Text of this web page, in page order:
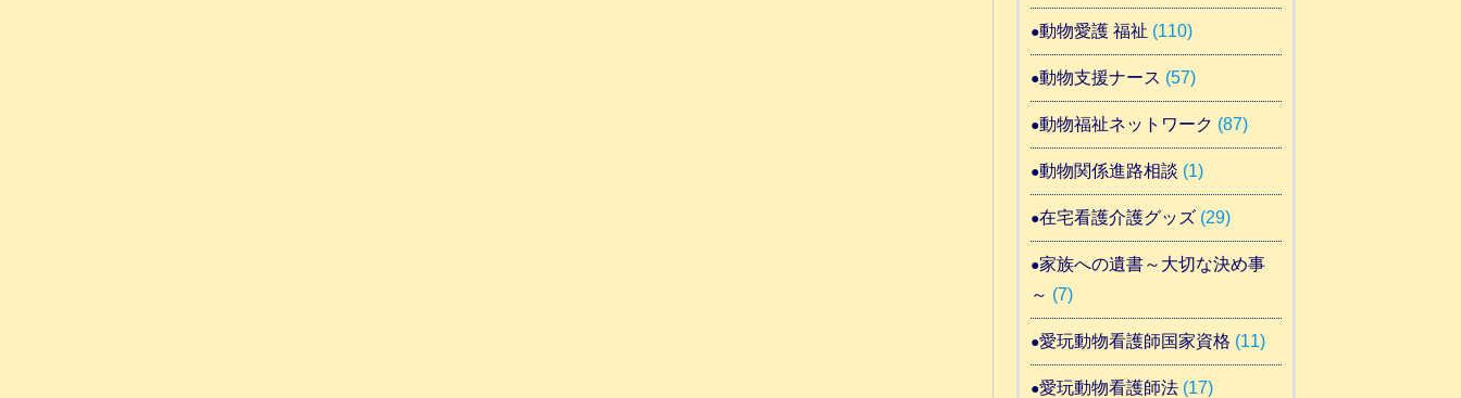
動物愛護 福祉 (110)
動物支援ナース (57)
動物福祉ネットワーク (87)
動物関係進路相談 (1)
在宅看護介護グッズ(29)
家族への遺書～大切な決め事
～ (7)
愛玩動物看護師国家資格 (11)
愛玩動物看護師法(17)